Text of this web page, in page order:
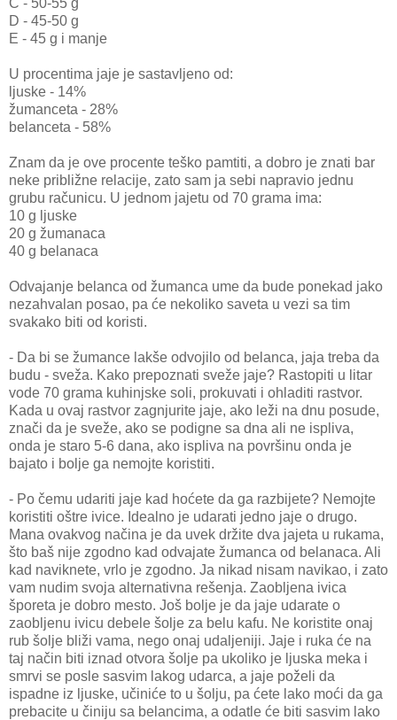
C - 50-55 g
D - 45-50 g
E - 45 g i manje
U procentima jaje je sastavljeno od:
ljuske - 14%
žumanceta - 28%
belanceta - 58%
Znam da je ove procente teško pamtiti, a dobro je znati bar
neke približne relacije, zato sam ja sebi napravio jednu
grubu računicu. U jednom jajetu od 70 grama ima:
10 g ljuske
20 g žumanaca
40 g belanaca
Odvajanje belanca od žumanca ume da bude ponekad jako
nezahvalan posao, pa će nekoliko saveta u vezi sa tim
svakako biti od koristi.
- Da bi se žumance lakše odvojilo od belanca, jaja treba da
budu - sveža. Kako prepoznati sveže jaje? Rastopiti u litar
vode 70 grama kuhinjske soli, prokuvati i ohladiti rastvor.
Kada u ovaj rastvor zagnjurite jaje, ako leži na dnu posude,
znači da je sveže, ako se podigne sa dna ali ne ispliva,
onda je staro 5-6 dana, ako ispliva na površinu onda je
bajato i bolje ga nemojte koristiti.
- Po čemu udariti jaje kad hoćete da ga razbijete? Nemojte
koristiti oštre ivice. Idealno je udarati jedno jaje o drugo.
Mana ovakvog načina je da uvek držite dva jajeta u rukama,
što baš nije zgodno kad odvajate žumanca od belanaca. Ali
kad naviknete, vrlo je zgodno. Ja nikad nisam navikao, i zato
vam nudim svoja alternativna rešenja. Zaobljena ivica
šporeta je dobro mesto. Još bolje je da jaje udarate o
zaobljenu ivicu debele šolje za belu kafu. Ne koristite onaj
rub šolje bliži vama, nego onaj udaljeniji. Jaje i ruka će na
taj način biti iznad otvora šolje pa ukoliko je ljuska meka i
smrvi se posle sasvim lakog udarca, a jaje poželi da
ispadne iz ljuske, učiniće to u šolju, pa ćete lako moći da ga
prebacite u činiju sa belancima, a odatle će biti sasvim lako